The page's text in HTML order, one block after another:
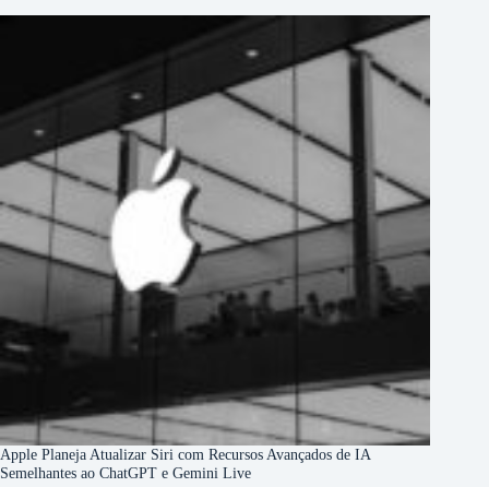
Apple Planeja Atualizar Siri com Recursos Avançados de IA
Semelhantes ao ChatGPT e Gemini Live